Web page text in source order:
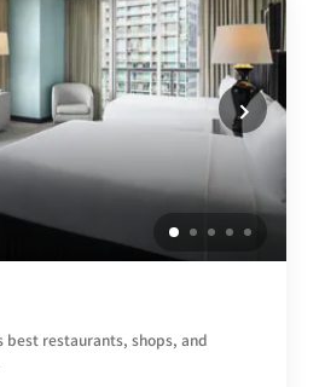
best restaurants, shops, and